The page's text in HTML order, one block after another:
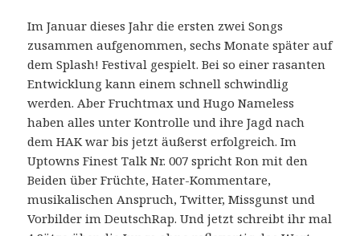
Im Januar dieses Jahr die ersten zwei Songs
zusammen aufgenommen, sechs Monate später auf
dem Splash! Festival gespielt. Bei so einer rasanten
Entwicklung kann einem schnell schwindlig
werden. Aber Fruchtmax und Hugo Nameless
haben alles unter Kontrolle und ihre Jagd nach
dem HAK war bis jetzt äußerst erfolgreich. Im
Uptowns Finest Talk Nr. 007 spricht Ron mit den
Beiden über Früchte, Hater-Kommentare,
musikalischen Anspruch, Twitter, Missgunst und
Vorbilder im DeutschRap. Und jetzt schreibt ihr mal